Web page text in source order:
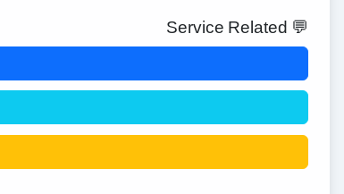
💬 Service Related